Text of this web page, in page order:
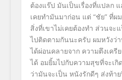
ต้องแร๊ป มันเป็นเรื่องที่แปลก
เคยทำมันมาก่อน แต่ “ชัย” ที่ผ
สิ่งที่เขาไม่เคยต้องทำ ส่วนจะ
ไปติดตามกันนะครับ ผมหวังว่า
ได้ผ่อนคลายจาก ความตึงเครี
ได้ อมยิ้มไปกับความสุขที่จะเกิ
ว่ามันจะเป็น หนังรักดีๆ ส่งท้า